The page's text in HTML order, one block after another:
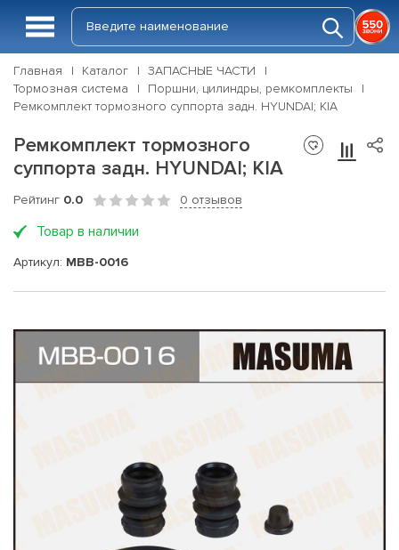
Главная Каталог
ЗАПАСНЫЕ ЧАСТИ
Тормозная система
Поршни, цилиндры, ремкомплекты
Ремкомплект тормозного суппорта задн. HYUNDAI; KIA
Ремкомплект тормозного
суппорта задн. HYUNDAI; KIA
Рейтинг 0.0 0 отзывов
Товар в наличии
Артикул: MBB-0016